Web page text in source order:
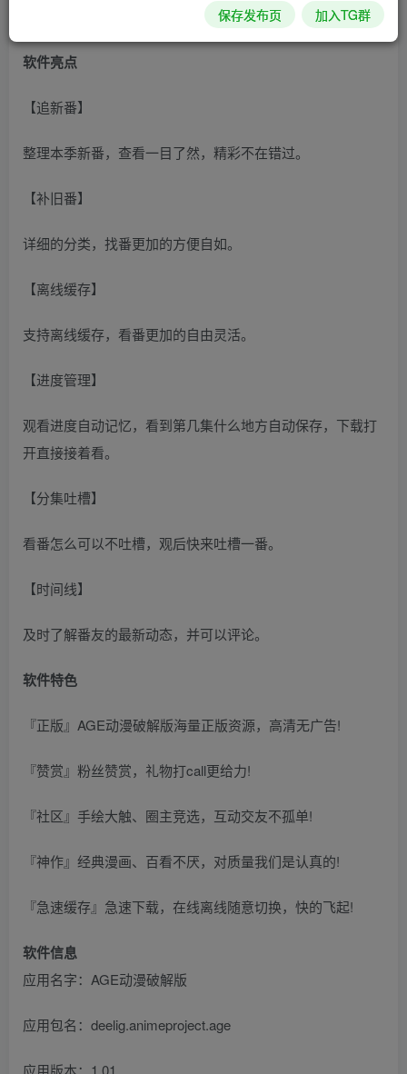
软件亮点
【追新番】
整理本季新番，查看一目了然，精彩不在错过。
【补旧番】
详细的分类，找番更加的方便自如。
【离线缓存】
支持离线缓存，看番更加的自由灵活。
【进度管理】
观看进度自动记忆，看到第几集什么地方自动保存，下载打
开直接接着看。
【分集吐槽】
看番怎么可以不吐槽，观后快来吐槽一番。
【时间线】
及时了解番友的最新动态，并可以评论。
软件特色
『正版』AGE动漫破解版海量正版资源，高清无广告!
『赞赏』粉丝赞赏，礼物打call更给力!
『社区』手绘大触、圈主竞选，互动交友不孤单!
『神作』经典漫画、百看不厌，对质量我们是认真的!
『急速缓存』急速下载，在线离线随意切换，快的飞起!
软件信息
应用名字：AGE动漫破解版
应用包名：deelig.animeproject.age
保存发布页 加入TG群